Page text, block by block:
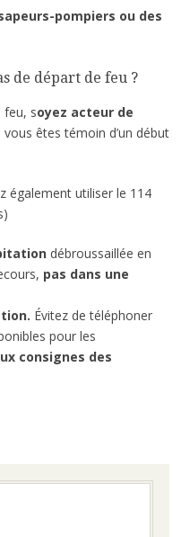
pompiers ou des
de départ de feu ?
feu, soyez acteur de
vous êtes témoin d’un début
également utiliser le 114
débroussaillée en
pas dans une
Évitez de téléphoner
pour les
consignes des